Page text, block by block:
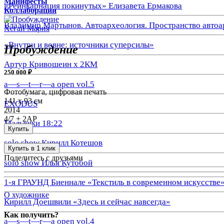
«Реинкарнация покинутых» Елизавета Ермакова
Владимир Мартынов. Автоархеология. Пространство
«Внутри и вовне: источники суперсилы»
Артур Кривошеин х 2КМ
a—s—t—r—a open vol.5
EXODUS
Малышки 18:22
solo show Кирилл Котешов
solo show Илья Кутобой
1-я ГРАУНД Биеннале «Текстиль в современном искусстве»
Кирилл Доешвили «Здесь и сейчас навсегда»
a—s—t—r—a open vol.4
Коллаборации
Хегай Мария
Пробуждение
250 000 ₽
Фотобумага, цифровая печать
141 х 93 см
2014
4/7 + 2АР
Купить
Купить в 1 клик
Поделитесь с друзьями
О художнике
Как получить?